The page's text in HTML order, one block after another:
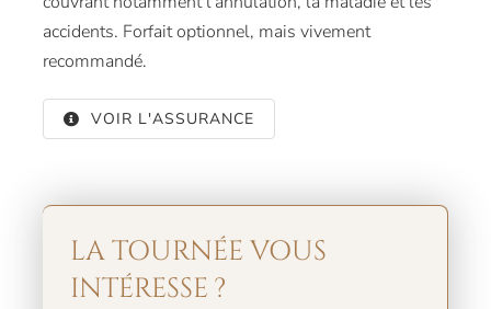
accidents. Forfait optionnel, mais vivement
recommandé.
VOIR L'ASSURANCE
LA TOURNÉE VOUS
INTÉRESSE ?